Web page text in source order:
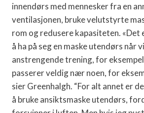
innendørs med mennesker fra en
ventilasjonen, bruke velutstyrte
rom og redusere kapasiteten. «Det
å ha på seg en maske utendørs når
anstrengende trening, for
passerer veldig nær noen, for
sier Greenhalgh. “For alt annet er
å bruke ansiktsmaske utendørs,